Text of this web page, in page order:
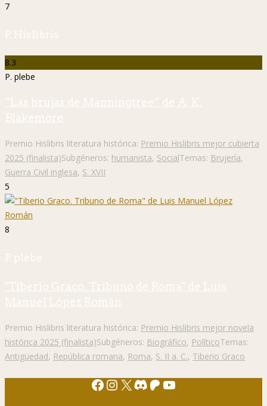
7
P. Hislibris
8.3
P. plebe
“Las brujas de Manningtree” de A. K.
Blakemore
Premio Hislibris literatura histórica: Premio Hislibris mejor cubierta
2025 (finalista)Subgéneros: humanista, SocialTemas: Brujería,
Guerra Civil inglesa, S. XVII
5
8
P. plebe
"Tiberio Graco. Tribuno de Roma" de Luis
Manuel López Román
Premio Hislibris literatura histórica: Premio Hislibris mejor novela
histórica 2025 (finalista)Subgéneros: Biográfico, PolíticoTemas:
Antigüedad, República romana, Roma, S. II a. C., Tiberio Graco
Facebook
Instagram
X Discord
Patreon
YouTube